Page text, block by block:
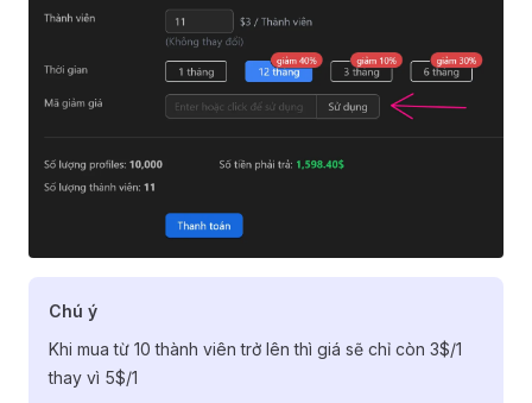
Chú ý
Khi mua từ 10 thành viên trở lên thì giá sẽ chỉ còn 3$/1
thay vì 5$/1